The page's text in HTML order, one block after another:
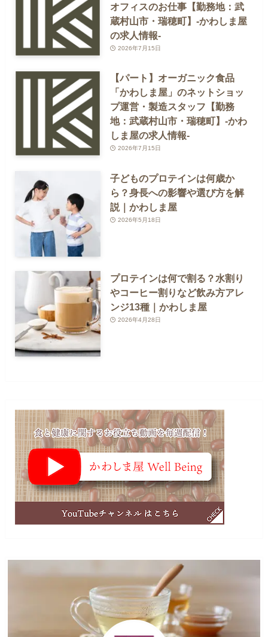
オフィスのお仕事【勤務地：武
蔵村山市・瑞穂町】-かわしま屋
の求人情報-
2026年7月15日
【パート】オーガニック食品
「かわしま屋」のネットショッ
プ運営・製造スタッフ【勤務
地：武蔵村山市・瑞穂町】-かわ
しま屋の求人情報-
2026年7月15日
子どものプロテインは何歳か
ら？身長への影響や選び方を解
説｜かわしま屋
2026年5月18日
プロテインは何で割る？水割り
やコーヒー割りなど飲み方アレ
ンジ13種｜かわしま屋
2026年4月28日